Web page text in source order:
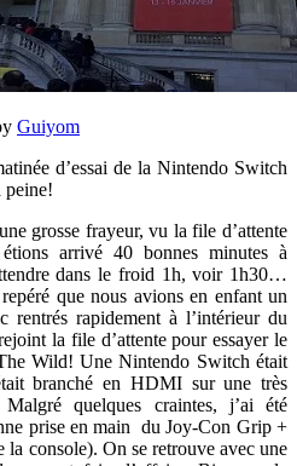
Guiyom
d’essai de la Nintendo Switch
peine!
grosse frayeur, vu la file d’attente
arrivé 40 bonnes minutes à
dans le froid 1h, voir 1h30…
que nous avions en enfant un
rentrés rapidement à l’intérieur du
la file d’attente pour essayer le
Wild! Une Nintendo Switch était
branché en HDMI sur une très
quelques craintes, j’ai été
prise en main du Joy-Con Grip +
la console). On se retrouve avec une